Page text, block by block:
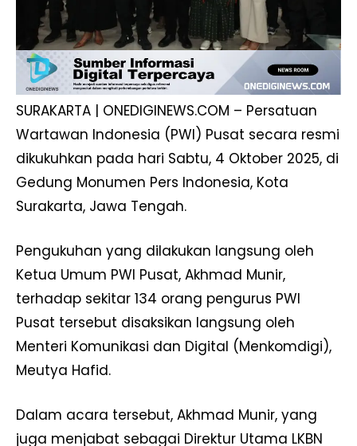
SURAKARTA | ONEDIGINEWS.COM – Persatuan
Wartawan Indonesia (PWI) Pusat secara resmi
dikukuhkan pada hari Sabtu, 4 Oktober 2025, di
Gedung Monumen Pers Indonesia, Kota
Surakarta, Jawa Tengah.
Pengukuhan yang dilakukan langsung oleh
Ketua Umum PWI Pusat, Akhmad Munir,
terhadap sekitar 134 orang pengurus PWI
Pusat tersebut disaksikan langsung oleh
Menteri Komunikasi dan Digital (Menkomdigi),
Meutya Hafid.
Dalam acara tersebut, Akhmad Munir, yang
juga menjabat sebagai Direktur Utama LKBN